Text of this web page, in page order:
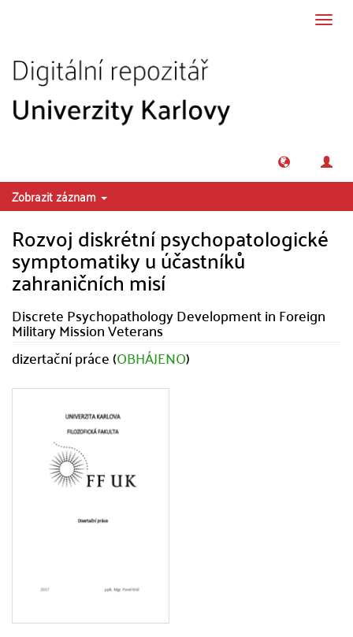
Zobrazit záznam
Rozvoj diskrétní psychopatologické
symptomatiky u účastníků
zahraničních misí
Discrete Psychopathology Development in Foreign
Military Mission Veterans
dizertační práce (OBHÁJENO)